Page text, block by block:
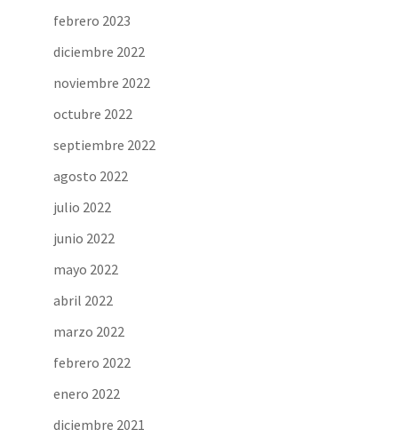
febrero 2023
diciembre 2022
noviembre 2022
octubre 2022
septiembre 2022
agosto 2022
julio 2022
junio 2022
mayo 2022
abril 2022
marzo 2022
febrero 2022
enero 2022
diciembre 2021